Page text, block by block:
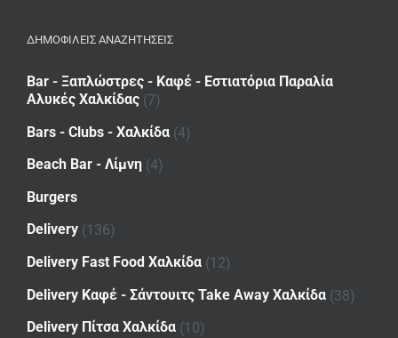
ΔΗΜΟΦΙΛΕΙΣ ΑΝΑΖΗΤΗΣΕΙΣ
Bar - Ξαπλώστρες - Καφέ - Εστιατόρια Παραλία
Αλυκές Χαλκίδας (7)
Bars - Clubs - Χαλκίδα (4)
Beach Bar - Λίμνη (4)
Burgers
Delivery (136)
Delivery Fast Food Χαλκίδα (12)
Delivery Καφέ - Σάντουιτς Take Away Χαλκίδα (38)
Delivery Πίτσα Χαλκίδα (10)